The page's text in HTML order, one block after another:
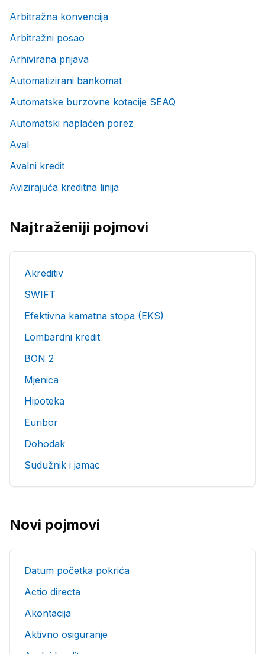
Arbitražna konvencija
Arbitražni posao
Arhivirana prijava
Automatizirani bankomat
Automatske burzovne kotacije SEAQ
Automatski naplaćen porez
Aval
Avalni kredit
Avizirajuća kreditna linija
Najtraženiji pojmovi
Akreditiv
SWIFT
Efektivna kamatna stopa (EKS)
Lombardni kredit
BON 2
Mjenica
Hipoteka
Euribor
Dohodak
Sudužnik i jamac
Novi pojmovi
Datum početka pokrića
Actio directa
Akontacija
Aktivno osiguranje